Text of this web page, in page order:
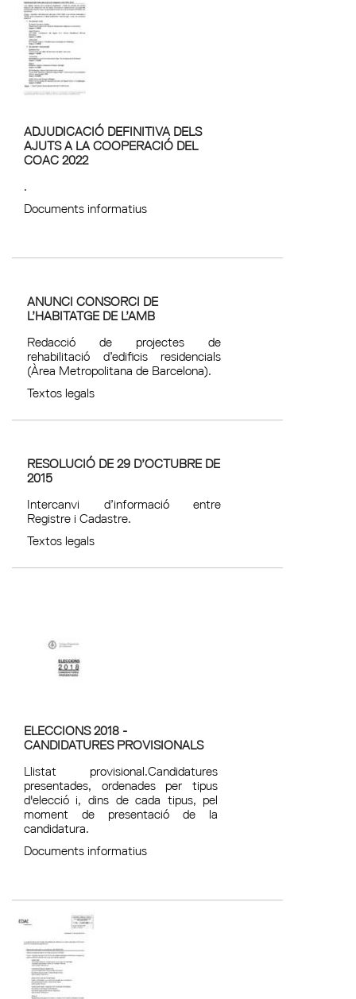
ADJUDICACIÓ DEFINITIVA DELS
AJUTS A LA COOPERACIÓ DEL
COAC 2022
.
Documents informatius
ANUNCI CONSORCI DE
L’HABITATGE DE L’AMB
Redacció de projectes de
rehabilitació d’edificis residencials
(Àrea Metropolitana de Barcelona).
Textos legals
RESOLUCIÓ DE 29 D’OCTUBRE DE
2015
Intercanvi d’informació entre
Registre i Cadastre.
Textos legals
ELECCIONS 2018 -
CANDIDATURES PROVISIONALS
Llistat provisional.Candidatures
presentades, ordenades per tipus
d'elecció i, dins de cada tipus, pel
moment de presentació de la
candidatura.
Documents informatius